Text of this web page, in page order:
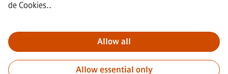
de Cookies..
Allow all
Allow essential only
Nota importante
solicita honorarios antes / durante / después del proceso de
solicitud. No pedimos datos bancarios o información financiera
rogamos no abrir documentos en correos electrónicos que